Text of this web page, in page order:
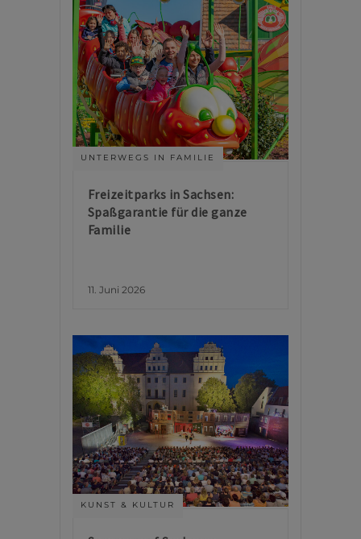
UNTERWEGS IN FAMILIE
Freizeitparks in Sachsen:
Spaßgarantie für die ganze
Familie
11. Juni 2026
KUNST & KULTUR